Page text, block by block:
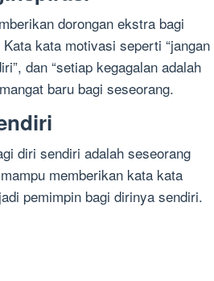
dorongan ekstra bagi
kata motivasi seperti “jangan
dan “setiap kegagalan adalah
baru bagi seseorang.
diri sendiri adalah seseorang
memberikan kata kata
pemimpin bagi dirinya sendiri.